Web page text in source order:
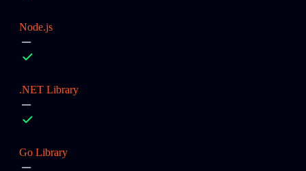
Node.js
.NET Library
Go Library